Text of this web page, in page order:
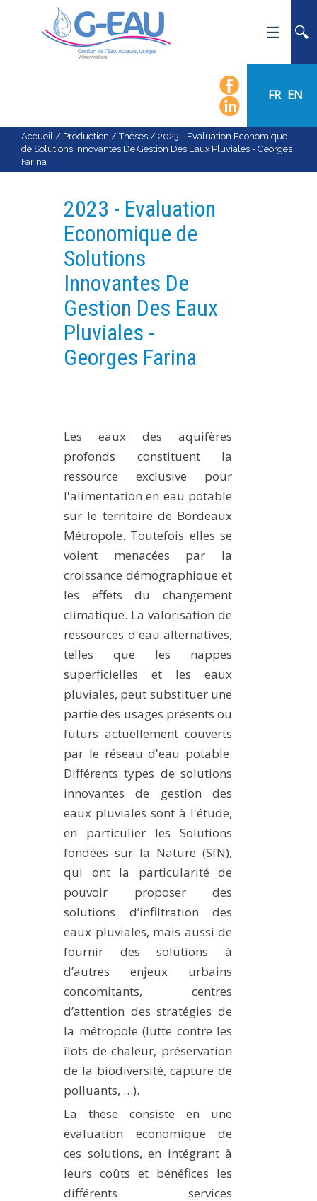
FR EN
ACTUALITÉS
AGENDA
CALENDRIER DES ÉVÈNEMENTS
ORGANIGRAMME
LES DOMAINES SCIENTIFIQUES
RECHERCHE
PLATEFORMES EXPÉRIMENTALES
IMPLANTATIONS GÉOGRAPHIQUES
SÉMINAIRES RÉGULIERS
FORMATION
MASTER
INGÉNIEUR
FORMATION CONTINUE
FORMATION DOCTORALE
PRODUCTION
MÉTHODES ET OUTILS
LOGICIELS
PUBLICATIONS SUR HAL
WORKING PAPERS
NOTES THÉMATIQUES
NOS TRAVAUX EN VIDÉO
Accueil / Production /Thèses / 2023 - Evaluation Economique
de Solutions Innovantes De Gestion Des Eaux Pluviales - Georges
Farina
2023 - Evaluation
Economique de
Solutions
Innovantes De
Gestion Des Eaux
Pluviales -
Georges Farina
Les eaux des aquifères
profonds constituent la
ressource exclusive pour
l'alimentation en eau potable
sur le territoire de Bordeaux
Métropole. Toutefois elles se
voient menacées par la
croissance démographique et
les effets du changement
climatique. La valorisation de
ressources d'eau alternatives,
telles que les nappes
superficielles et les eaux
pluviales, peut substituer une
partie des usages présents ou
futurs actuellement couverts
par le réseau d'eau potable.
Différents types de solutions
innovantes de gestion des
eaux pluviales sont à l'étude,
en particulier les Solutions
fondées sur la Nature (SfN),
qui ont la particularité de
pouvoir proposer des
solutions d’infiltration des
eaux pluviales, mais aussi de
fournir des solutions à
d’autres enjeux urbains
concomitants, centres
d’attention des stratégies de
la métropole (lutte contre les
îlots de chaleur, préservation
de la biodiversité, capture de
polluants, …).
La thèse consiste en une
évaluation économique de
ces solutions, en intégrant à
leurs coûts et bénéfices les
différents services